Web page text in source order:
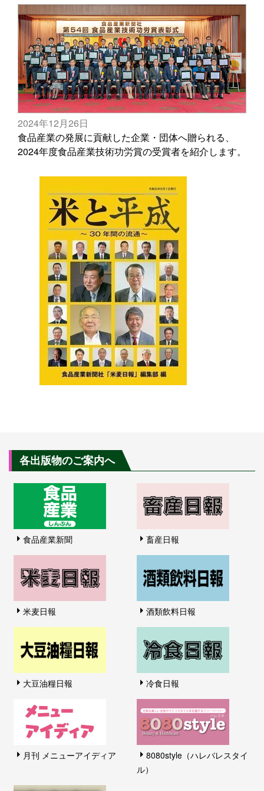
2024年12月26日
食品産業の発展に貢献した企業・団体へ贈られる、
2024年度食品産業技術功労賞の受賞者を紹介します。
各出版物のご案内へ
食品産業新聞 畜産日報
米麦日報 酒類飲料日報
大豆油糧日報 冷食日報
月刊 メニューアイディア
8080style（ハレバレスタイ
ル）